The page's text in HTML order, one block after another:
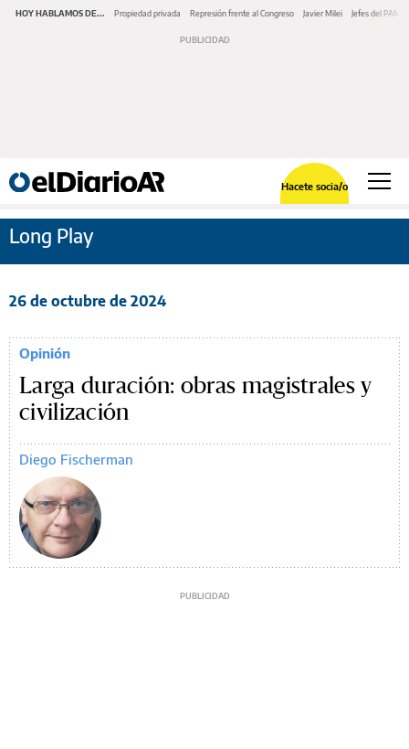
HOY HABLAMOS DE... Propiedad privada Represión frente al Congreso Javier Milei Jefes del PAMI
Hacete socia/o
Long Play
26 de octubre de 2024
Opinión
Larga duración: obras magistrales y
civilización
Diego Fischerman